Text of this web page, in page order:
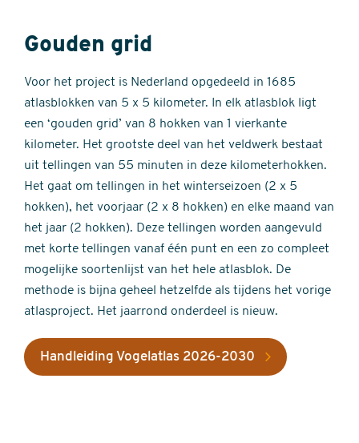
Gouden grid
Voor het project is Nederland opgedeeld in 1685
atlasblokken van 5 x 5 kilometer. In elk atlasblok ligt
een ‘gouden grid’ van 8 hokken van 1 vierkante
kilometer. Het grootste deel van het veldwerk bestaat
uit tellingen van 55 minuten in deze kilometerhokken.
Het gaat om tellingen in het winterseizoen (2 x 5
hokken), het voorjaar (2 x 8 hokken) en elke maand van
het jaar (2 hokken). Deze tellingen worden aangevuld
met korte tellingen vanaf één punt en een zo compleet
mogelijke soortenlijst van het hele atlasblok. De
methode is bijna geheel hetzelfde als tijdens het vorige
atlasproject. Het jaarrond onderdeel is nieuw.
Handleiding Vogelatlas 2026-2030